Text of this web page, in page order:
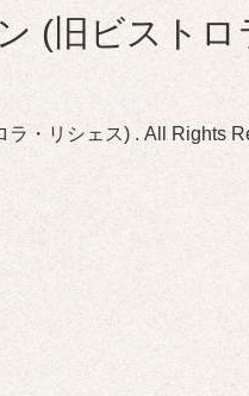
(旧ビストロ
ラ・リシェス) . All Rights